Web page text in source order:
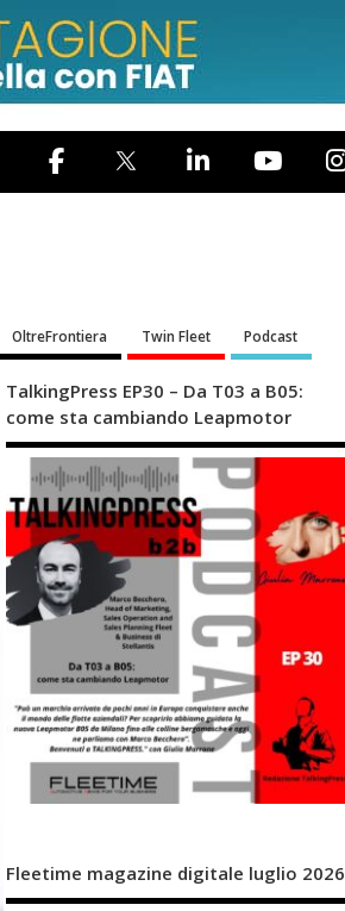
OltreFrontiera Twin Fleet Podcast
TalkingPress EP30 – Da T03 a B05:
come sta cambiando Leapmotor
Fleetime magazine digitale luglio 2026